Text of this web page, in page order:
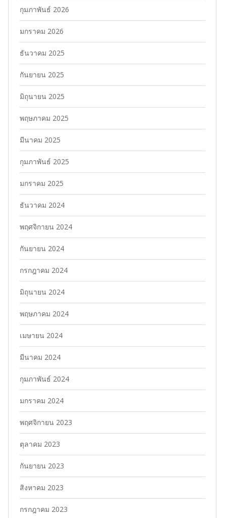
กุมภาพันธ์ 2026
มกราคม 2026
ธันวาคม 2025
กันยายน 2025
มิถุนายน 2025
พฤษภาคม 2025
มีนาคม 2025
กุมภาพันธ์ 2025
มกราคม 2025
ธันวาคม 2024
พฤศจิกายน 2024
กันยายน 2024
กรกฎาคม 2024
มิถุนายน 2024
พฤษภาคม 2024
เมษายน 2024
มีนาคม 2024
กุมภาพันธ์ 2024
มกราคม 2024
พฤศจิกายน 2023
ตุลาคม 2023
กันยายน 2023
สิงหาคม 2023
กรกฎาคม 2023